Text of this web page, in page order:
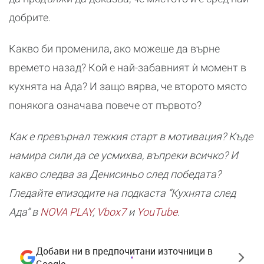
добрите.
Какво би променила, ако можеше да върне
времето назад? Кой е най-забавният ѝ момент в
кухнята на Ада? И защо вярва, че второто място
понякога означава повече от първото?
Как е превърнал тежкия старт в мотивация? Къде
намира сили да се усмихва, въпреки всичко? И
какво следва за Денисиньо след победата?
Гледайте епизодите на подкаста “Кухнята след
Ада” вNOVA PLAY, Vbox7и YouTube.
Добави ни в предпочитани източници в